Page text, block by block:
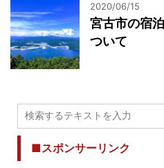
2020/06/15
宮古市の宿
ついて
■スポンサーリンク